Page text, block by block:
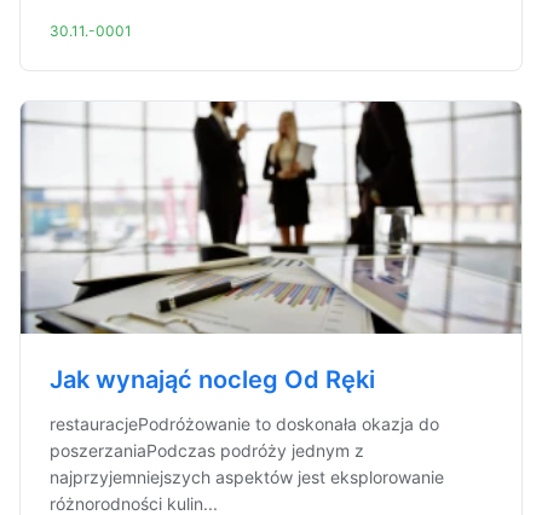
30.11.-0001
Jak wynająć nocleg Od Ręki
restauracjePodróżowanie to doskonała okazja do
poszerzaniaPodczas podróży jednym z
najprzyjemniejszych aspektów jest eksplorowanie
różnorodności kulin...